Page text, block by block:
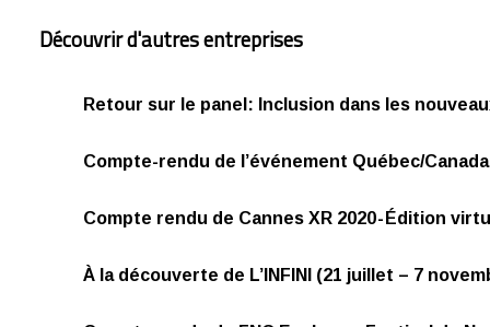
Découvrir d'autres entreprises
Retour sur le panel: Inclusion dans les
Compte-rendu de l’événement Québec/
Compte rendu de Cannes XR 2020 - Édition
À la découverte de L’INFINI (21 juillet – 7